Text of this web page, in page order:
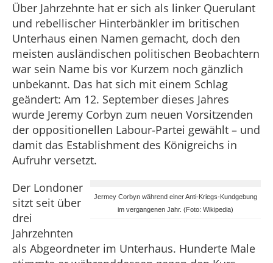
Über Jahrzehnte hat er sich als linker Querulant
und rebellischer Hinterbänkler im britischen
Unterhaus einen Namen gemacht, doch den
meisten ausländischen politischen Beobachtern
war sein Name bis vor Kurzem noch gänzlich
unbekannt. Das hat sich mit einem Schlag
geändert: Am 12. September dieses Jahres
wurde Jeremy Corbyn zum neuen Vorsitzenden
der oppositionellen Labour-Partei gewählt – und
damit das Establishment des Königreichs in
Aufruhr versetzt.
Jermey Corbyn während einer Anti-Kriegs-Kundgebung
im vergangenen Jahr. (Foto: Wikipedia)
Der Londoner
sitzt seit über
drei
Jahrzehnten
als Abgeordneter im Unterhaus. Hunderte Male